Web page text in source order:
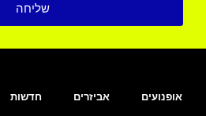
שליחה
אופנועים אביזרים חדשות